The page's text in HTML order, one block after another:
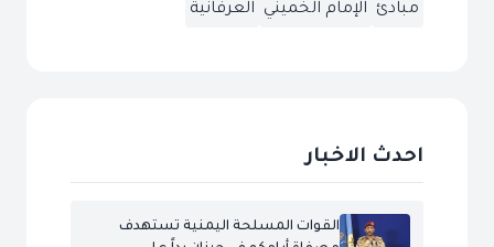
مبادئ الإمام الخميني العرفانية
احدث الاخبار
القوات المسلحة اليمنية تستهدف